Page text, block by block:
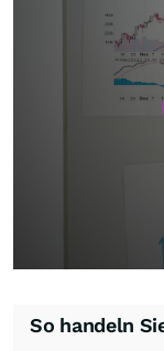
So handeln